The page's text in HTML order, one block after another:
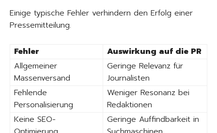
Einige typische Fehler verhindern den Erfolg einer
Pressemitteilung.
Fehler
Auswirkung auf die PR
Allgemeiner
Massenversand
Geringe Relevanz für
Journalisten
Fehlende
Personalisierung
Weniger Resonanz bei
Redaktionen
Keine SEO-
Geringe Auffindbarkeit in